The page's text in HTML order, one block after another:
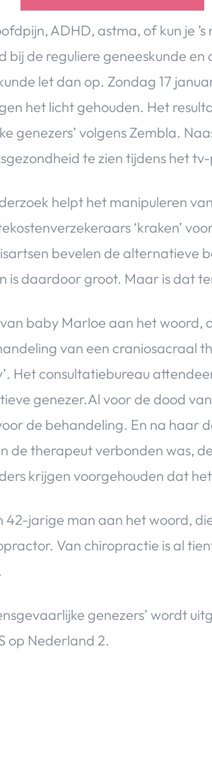
ADHD, astma, of kun je
bij de reguliere geneeskunde
let dan op. Zondag 17
het licht gehouden. Het
genezers’ volgens Zembla.
te zien tijdens het
helpt het manipuleren
‘kraken’
bevelen de alternatieve
is daardoor groot. Maar is dat
baby Marloe aan het woord,
van een craniosacraal
Het consultatiebureau
genezer.Al voor de dood
de behandeling. En na haar
de therapeut verbonden was,
krijgen voorgehouden dat
42-jarige man aan het woord,
Van chiropractie is al
genezers’ wordt
op Nederland 2.